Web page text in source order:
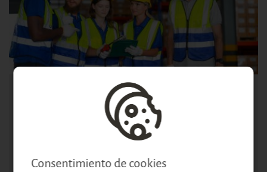
PREVENCIÓN DE RIESGOS LABORALES DEL
PUESTO DE TRABAJO
Consentimiento de cookies